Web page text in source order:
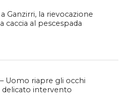
Ganzirri, la rievocazione
caccia al pescespada
Uomo riapre gli occhi
delicato intervento